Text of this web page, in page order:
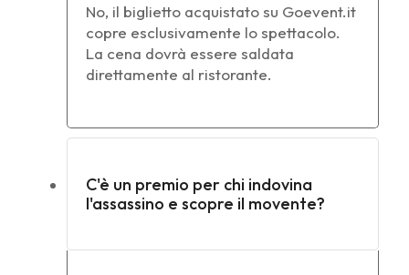
No, il biglietto acquistato su Goevent.it
copre esclusivamente lo spettacolo.
La cena dovrà essere saldata
direttamente al ristorante.
C'è un premio per chi indovina
l'assassino e scopre il movente?